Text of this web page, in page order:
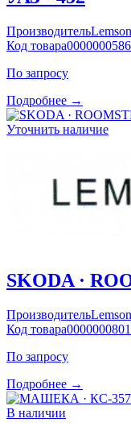
ПроизводительLemson
Код товара
По запросу
Подробнее →
Уточнить наличие
SKODA ·
ПроизводительLemson
Код товара
По запросу
Подробнее →
В наличии